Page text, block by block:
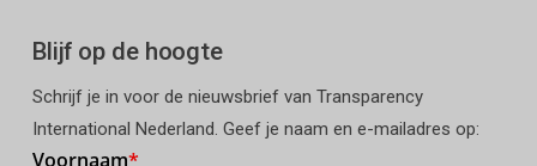
Blijf op de hoogte
Schrijf je in voor de nieuwsbrief van Transparency
International Nederland. Geef je naam en e-mailadres op: